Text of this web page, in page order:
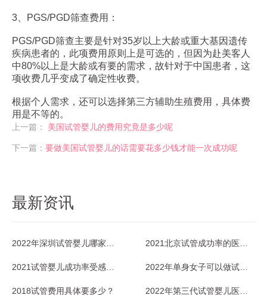
3、PGS/PGD筛查费用：
PGS/PGD筛查主要是针对35岁以上大龄或重大基因遗传
疾病患者的，此项费用原则上是可选的，但因为赴美客人
中80%以上是大龄或有要的需求，故针对于中国患者，这
项收费几乎变成了确定性收费。
根据个人需求，还可以选择第三方辅助生殖费用，具体费
用是不等的。
上一篇： 美国试管婴儿的费用究竟是多少呢
下一篇： 要做美国试管婴儿的话需要花多少钱才能一次成功呢
最新资讯
2018试管费用具体要多少？